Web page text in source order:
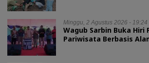
Minggu, 2 Agustus 2026 - 19:24
Wagub Sarbin Buka Hiri
Pariwisata Berbasis